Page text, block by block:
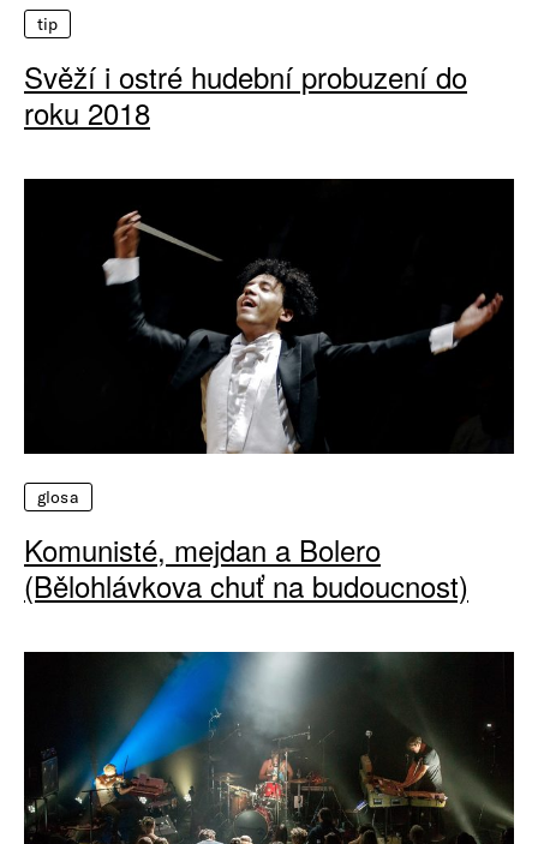
tip
Svěží i ostré hudební probuzení do
roku 2018
glosa
Komunisté, mejdan a Bolero
(Bělohlávkova chuť na budoucnost)